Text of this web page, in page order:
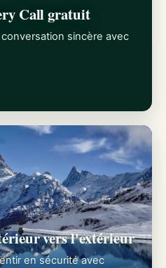
Call gratuit
sincère avec
vers l'extérieur
en sécurité avec